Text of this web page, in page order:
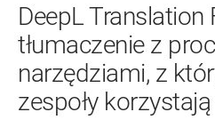
DeepL
tłumaczenie z
narzędziami, z
zespoły